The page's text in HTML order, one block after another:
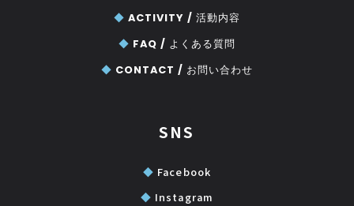
◆ ACTIVITY / 活動内容
◆ FAQ / よくある質問
◆ CONTACT / お問い合わせ
SNS
◆ Facebook
◆ Instagram